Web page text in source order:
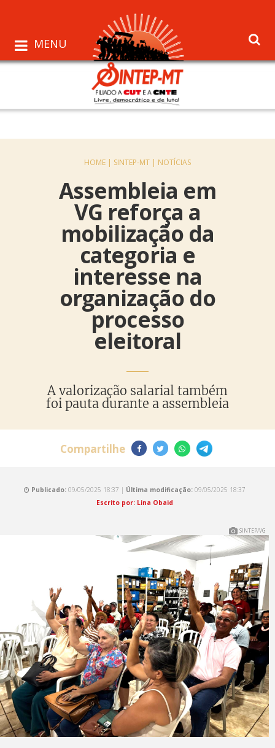
MENU
HOME | SINTEP-MT | NOTÍCIAS
Assembleia em
VG reforça a
mobilização da
categoria e
interesse na
organização do
processo
eleitoral
A valorização salarial também
foi pauta durante a assembleia
Compartilhe
Publicado: 09/05/2025 18:37 | Última modificação: 09/05/2025 18:37
Escrito por: Lina Obaid
SINTEP/VG